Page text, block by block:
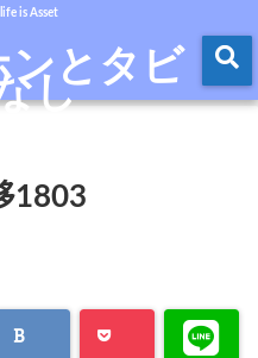
is Asset
ンとタビ
し
1803